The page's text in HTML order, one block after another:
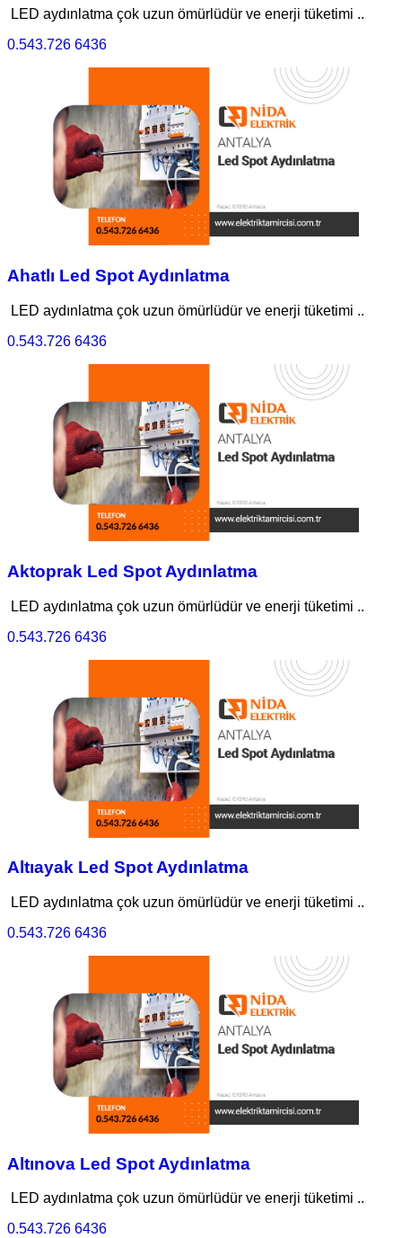
LED aydınlatma çok uzun ömürlüdür ve enerji tüketimi ..
0.543.726 6436
Ahatlı Led Spot Aydınlatma
LED aydınlatma çok uzun ömürlüdür ve enerji tüketimi ..
0.543.726 6436
Aktoprak Led Spot Aydınlatma
LED aydınlatma çok uzun ömürlüdür ve enerji tüketimi ..
0.543.726 6436
Altıayak Led Spot Aydınlatma
LED aydınlatma çok uzun ömürlüdür ve enerji tüketimi ..
0.543.726 6436
Altınova Led Spot Aydınlatma
LED aydınlatma çok uzun ömürlüdür ve enerji tüketimi ..
0.543.726 6436